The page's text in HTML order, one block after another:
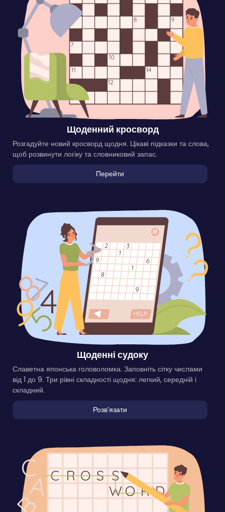
Щоденний кросворд
Розгадуйте новий кросворд щодня. Цікаві підказки та слова,
щоб розвинути логіку та словниковий запас.
Перейти
Щоденні судоку
Славетна японська головоломка. Заповніть сітку числами
від 1 до 9. Три рівні складності щодня: легкий, середній і
складний.
Розвʼязати